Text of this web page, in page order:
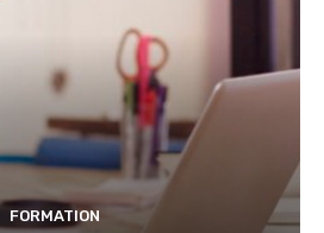
FORMATION